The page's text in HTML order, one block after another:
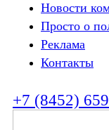
Новости
Просто о
Реклама
Контакты
+7 (8452)